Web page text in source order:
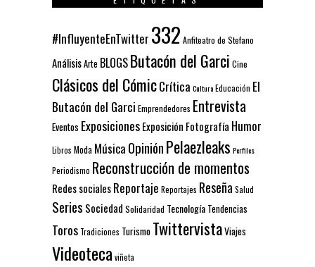
#InfluyenteEnTwitter 332 Anfiteatro de Stefano
AnálisisArte BLOGSButacón del Garci Cine
Clásicos del CómicCrítica CulturaEducación El
Butacón del Garci Emprendedores Entrevista
Eventos ExposicionesExposición Fotografía Humor
Libros Moda Música OpiniónPelaezleaks Perfiles
Periodismo Reconstrucción de momentos
Redes socialesReportaje Reportajes Reseña Salud
Series Sociedad Solidaridad Tecnología Tendencias
Toros Tradiciones Turismo TwittervistaViajes
Videoteca viñeta